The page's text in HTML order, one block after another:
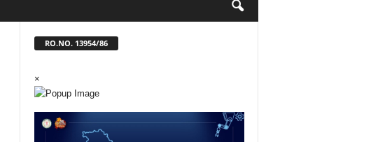
RO.NO. 13954/86
×